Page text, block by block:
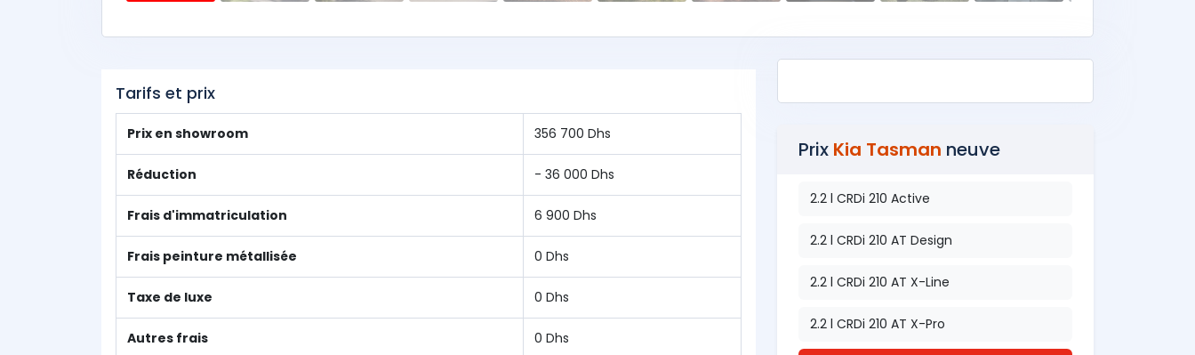
Tarifs et prix
Prix en showroom 356 700 Dhs
Réduction - 36 000 Dhs
Frais d'immatriculation 6 900 Dhs
Frais peinture métallisée 0 Dhs
Taxe de luxe 0 Dhs
Autres frais 0 Dhs
Prix Kia Tasman neuve
2.2 l CRDi 210 Active
2.2 l CRDi 210 AT Design
2.2 l CRDi 210 AT X-Line
2.2 l CRDi 210 AT X-Pro